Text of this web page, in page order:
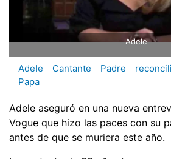
Adele
Adele Cantante Padre
Papa
Adele aseguró en una nueva
Vogue que hizo las paces con su
antes de que se muriera este año.